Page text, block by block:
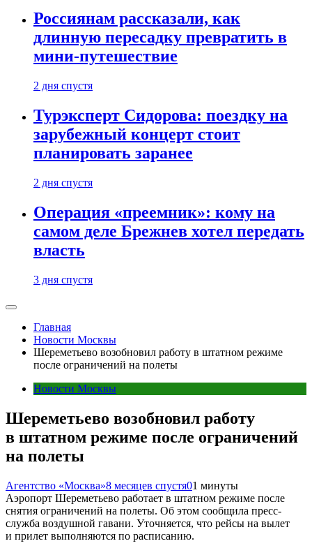
Россиянам рассказали, как
длинную пересадку превратить в
мини-путешествие
2 дня спустя
Турэксперт Сидорова: поездку на
зарубежный концерт стоит
планировать заранее
2 дня спустя
Операция «преемник»: кому на
самом деле Брежнев хотел передать
власть
3 дня спустя
Главная
Новости Москвы
Шереметьево возобновил работу в штатном режиме
после ограничений на полеты
Новости Москвы
Шереметьево возобновил работу
в штатном режиме после ограничений
на полеты
Агентство «Москва»8 месяцев спустя01 минуты
Аэропорт Шереметьево работает в штатном режиме после
снятия ограничений на полеты. Об этом сообщила пресс-
служба воздушной гавани. Уточняется, что рейсы на вылет
и прилет выполняются по расписанию.